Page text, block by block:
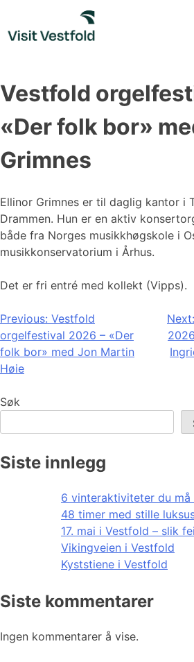
content
Vestfold
«Der folk bor»
Grimnes
Ellinor Grimnes er til daglig kantor i
Drammen. Hun er en aktiv
både fra Norges musikkhøgskole i
musikkonservatorium i Århus.
Det er fri entré med kollekt (Vipps).
Innleggsnavigasjon
Previous: Vestfold
orgelfestival 2026 – «Der
folk bor» med Jon Martin
Høie
Next:
Søk
Siste innlegg
6 vinteraktiviteter du må
48 timer med stille
17. mai i Vestfold – slik
Vikingveien i Vestfold
Kyststiene i Vestfold
Siste kommentarer
Ingen kommentarer å vise.